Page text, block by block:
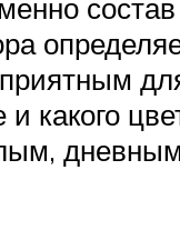
состав
какого